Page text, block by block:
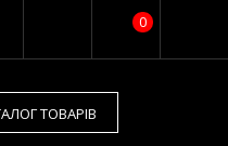
0
ТОВАРІВ